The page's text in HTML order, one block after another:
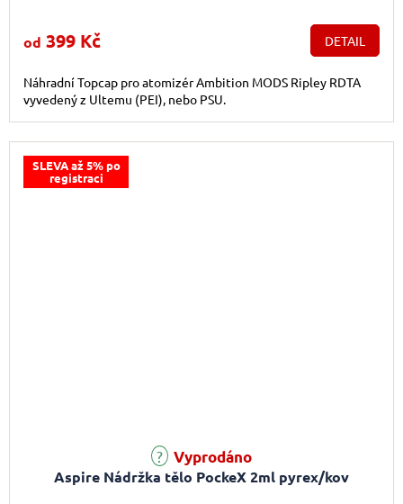
od 399 Kč DETAIL
Náhradní Topcap pro atomizér Ambition MODS Ripley RDTA
vyvedený z Ultemu (PEI), nebo PSU.
SLEVA až 5% po
registraci
Aspire Nádržka tělo PockeX 2ml pyrex/kov
Vyprodáno